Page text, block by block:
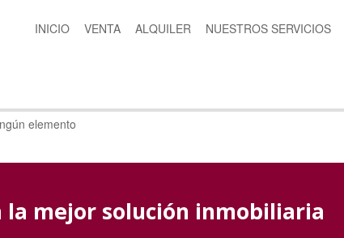
INICIO VENTA ALQUILER NUESTROS SERVICIOS
elemento
la mejor solución inmobiliaria